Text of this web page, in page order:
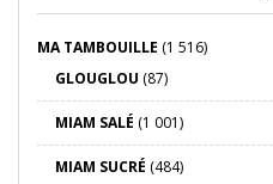
MA TAMBOUILLE (1 516)
GLOUGLOU (87)
MIAM SALÉ (1 001)
MIAM SUCRÉ (484)